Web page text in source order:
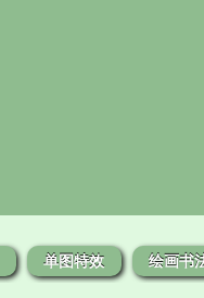
单图特效 绘画书